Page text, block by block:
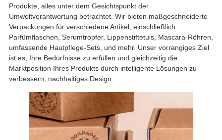
Produkte, alles unter dem Gesichtspunkt der
Umweltverantwortung betrachtet. Wir bieten maßgeschneiderte
Verpackungen für verschiedene Artikel, einschließlich
Parfümflaschen, Serumtropfer, Lippenstiftetuis, Mascara-Röhren,
umfassende Hautpflege-Sets, und mehr. Unser vorrangiges Ziel
ist es, Ihre Bedürfnisse zu erfüllen und gleichzeitig die
Marktposition Ihres Produkts durch intelligente Lösungen zu
verbessern, nachhaltiges Design.